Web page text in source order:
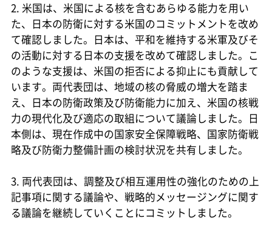
2. 米国は、米国による核を含むあらゆる能力を用い
た、日本の防衛に対する米国のコミットメントを改め
て確認しました。日本は、平和を維持する米軍及びそ
の活動に対する日本の支援を改めて確認しました。こ
のような支援は、米国の拒否による抑止にも貢献して
います。両代表団は、地域の核の脅威の増大を踏ま
え、日本の防衛政策及び防衛能力に加え、米国の核戦
力の現代化及び適応の取組について議論しました。日
本側は、現在作成中の国家安全保障戦略、国家防衛戦
略及び防衛力整備計画の検討状況を共有しました。
3. 両代表団は、調整及び相互運用性の強化のための上
記事項に関する議論や、戦略的メッセージングに関す
る議論を継続していくことにコミットしました。